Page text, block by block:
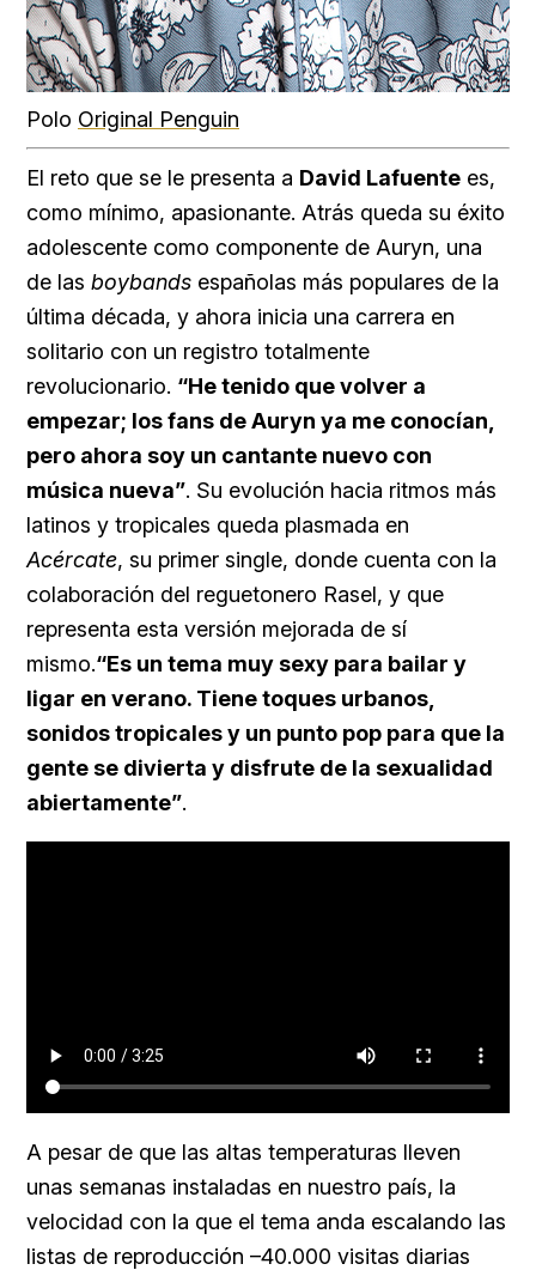
Polo Original Penguin
El reto que se le presenta a David Lafuente es,
como mínimo, apasionante. Atrás queda su éxito
adolescente como componente de Auryn, una
de las boybands españolas más populares de la
última década, y ahora inicia una carrera en
solitario con un registro totalmente
revolucionario. “He tenido que volver a
empezar; los fans de Auryn ya me conocían,
pero ahora soy un cantante nuevo con
música nueva”. Su evolución hacia ritmos más
latinos y tropicales queda plasmada en
Acércate, su primer single, donde cuenta con la
colaboración del reguetonero Rasel, y que
representa esta versión mejorada de sí
mismo.“Es un tema muy sexy para bailar y
ligar en verano. Tiene toques urbanos,
sonidos tropicales y un punto pop para que la
gente se divierta y disfrute de la sexualidad
abiertamente”.
A pesar de que las altas temperaturas lleven
unas semanas instaladas en nuestro país, la
velocidad con la que el tema anda escalando las
listas de reproducción –40.000 visitas diarias